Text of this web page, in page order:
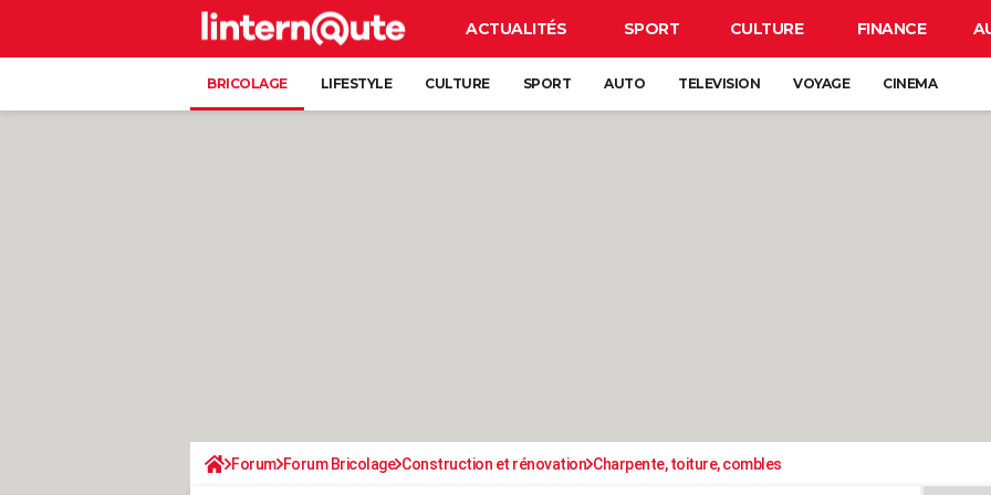
ACTUALITÉS SPORT CULTURE FINANCE
BRICOLAGE LIFESTYLE CULTURE SPORT AUTO TELEVISION VOYAGE CINEMA
Forum Forum Bricolage Construction et rénovation Charpente, toiture, combles